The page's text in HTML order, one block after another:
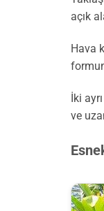
açık
Hava
İki
ve